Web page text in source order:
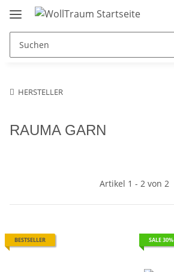
HERSTELLER
RAUMA GARN
Artikel 1 - 2 von 2
BESTSELLER SALE 30%